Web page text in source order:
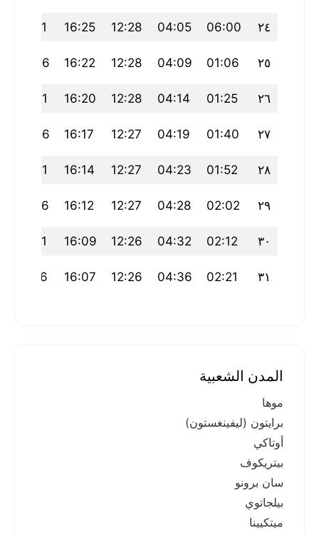
٢٤ 06:00
04:05
12:28
16:25
20:51
٢٥ 01:06
04:09
12:28
16:22
20:46
٢٦ 01:25
04:14
12:28
16:20
20:41
٢٧ 01:40
04:19
12:27
16:17
20:36
٢٨ 01:52
04:23
12:27
16:14
20:31
٢٩ 02:02
04:28
12:27
16:12
20:26
٣٠ 02:12
04:32
12:26
16:09
20:21
٣١ 02:21
04:36
12:26
16:07
20:16
المدن الشعبية
موها
برايتون (ليفينغستون)
أوتاكي
بيتريكوف
سان برونو
بيلجاتوي
ميتكيينا